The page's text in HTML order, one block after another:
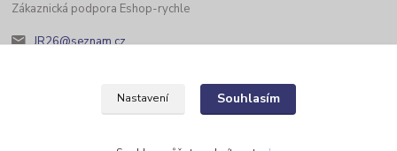
Zákaznická podpora Eshop-rychle
JR26@seznam.cz
Nastavení Souhlasím